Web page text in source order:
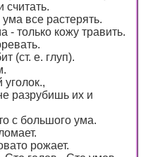
считать.
все растерять.
- только кожу травить.
(ст. е. глуп).
разрубишь их и
с большого ума.
рожает.